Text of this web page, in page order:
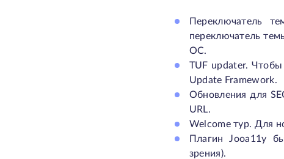
Переключатель
переключатель
ОС.
TUF updater. Чтобы
Update Framework.
Обновления для
URL.
Welcome тур. Для
Плагин Jooa11y
зрения).